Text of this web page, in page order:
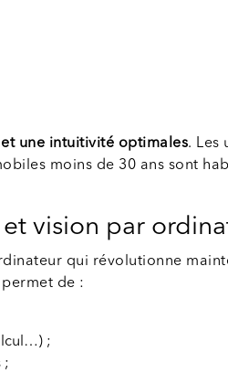
une intuitivité optimales. Les
moins de 30 ans sont
et vision par
qui révolutionne
de :
;
;